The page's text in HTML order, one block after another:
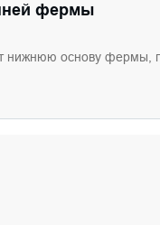
фермы
нижнюю основу фермы,